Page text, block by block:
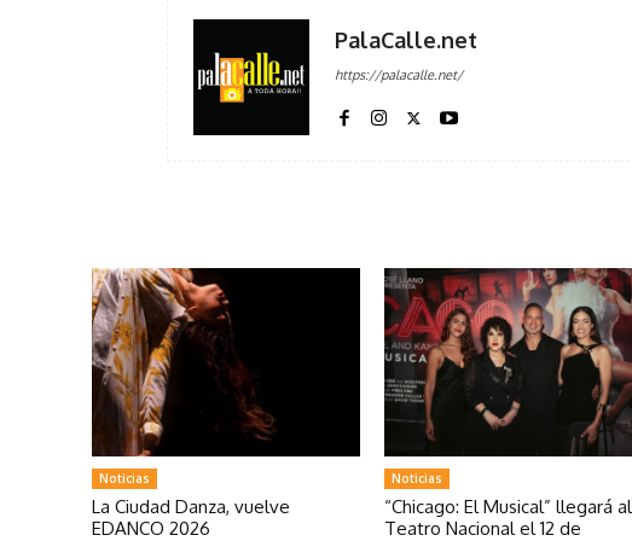
PalaCalle.net
https://palacalle.net/
Noticias
La Ciudad Danza, vuelve
EDANCO 2026
Noticias
“Chicago: El Musical” llegará al
Teatro Nacional el 12 de